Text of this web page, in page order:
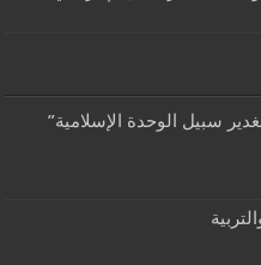
سبيل الوحدة الإسلامية”